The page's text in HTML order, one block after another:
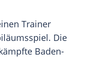
Trainer
Die
Baden-